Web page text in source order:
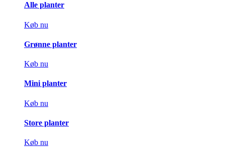
Alle planter
Køb nu
Grønne planter
Køb nu
Mini planter
Køb nu
Store planter
Køb nu